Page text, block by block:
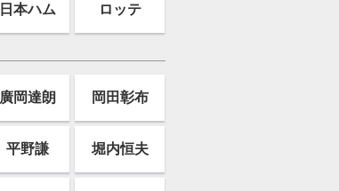
日本ハム ロッテ
廣岡達朗 岡田彰布
平野謙 堀内恒夫